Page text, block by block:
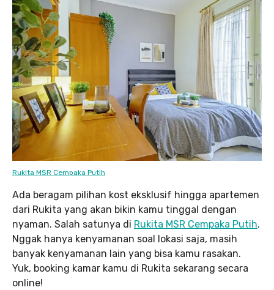
Rukita MSR Cempaka Putih
Ada beragam pilihan kost eksklusif hingga apartemen
dari Rukita yang akan bikin kamu tinggal dengan
nyaman. Salah satunya di Rukita MSR Cempaka Putih.
Nggak hanya kenyamanan soal lokasi saja, masih
banyak kenyamanan lain yang bisa kamu rasakan.
Yuk, booking kamar kamu di Rukita sekarang secara
online!